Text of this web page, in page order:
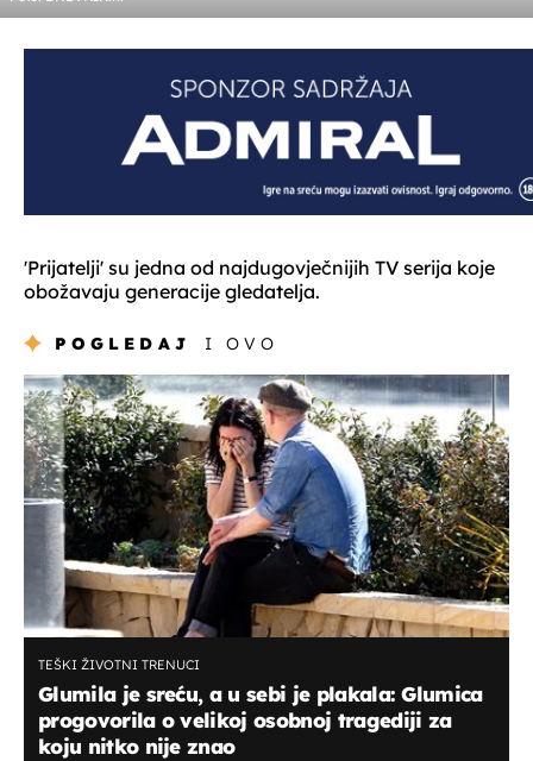
'Prijatelji' su jedna od najdugovječnijih TV serija koje
obožavaju generacije gledatelja.
POGLEDAJ I OVO
TEŠKI ŽIVOTNI TRENUCI
Glumila je sreću, a u sebi je plakala: Glumica
progovorila o velikoj osobnoj tragediji za
koju nitko nije znao